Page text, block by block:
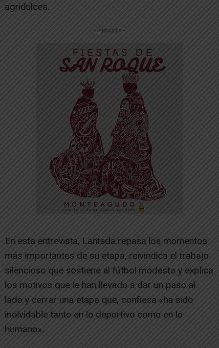
agridulces.
-- Publicidad --
En esta entrevista, Lantada repasa los momentos
más importantes de su etapa, reivindica el trabajo
silencioso que sostiene al fútbol modesto y explica
los motivos que le han llevado a dar un paso al
lado y cerrar una etapa que, confiesa «ha sido
inolvidable tanto en lo deportivo como en lo
humano».